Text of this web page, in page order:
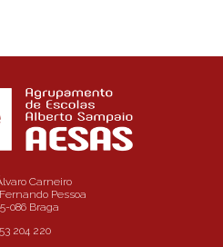
Carneiro
Pessoa
086 Braga
204 220